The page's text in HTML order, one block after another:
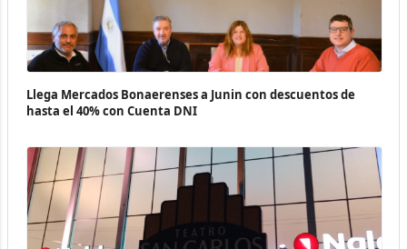
Llega Mercados Bonaerenses a Junin con descuentos de
hasta el 40% con Cuenta DNI